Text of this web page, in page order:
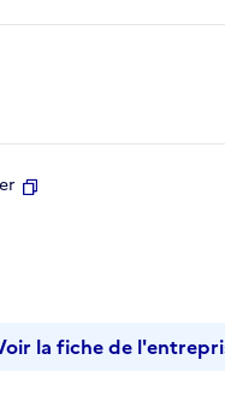
la fiche de